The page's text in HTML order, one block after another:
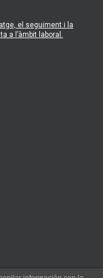
el seguiment i la
l’àmbit laboral.